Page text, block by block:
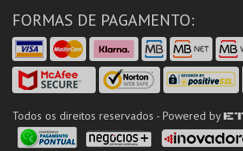
FORMAS DE PAGAMENTO:
Todos os direitos reservados - Powered by